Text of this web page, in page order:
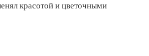
красотой и цветочными